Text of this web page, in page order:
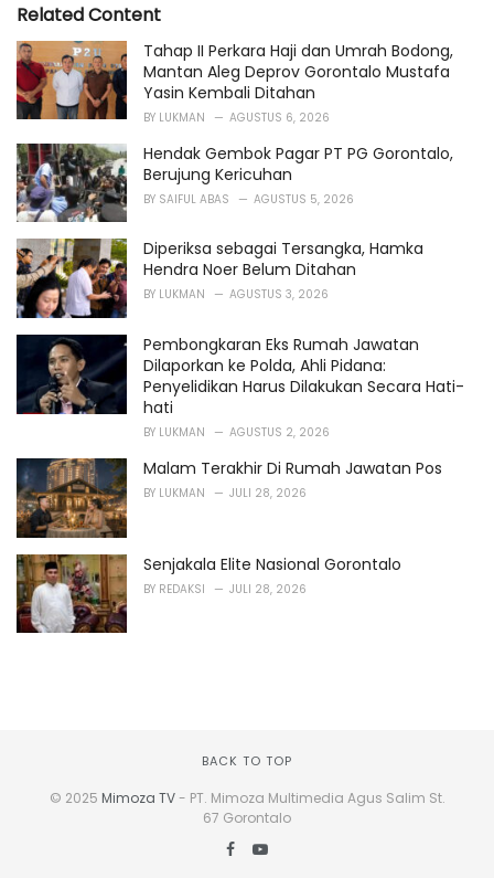
r
i
e
s
:
:Related Content
Tahap II Perkara Haji dan Umrah Bodong,
Mantan Aleg Deprov Gorontalo Mustafa
Yasin Kembali Ditahan
BY LUKMAN AGUSTUS 6, 2026
Hendak Gembok Pagar PT PG Gorontalo,
Berujung Kericuhan
BY SAIFUL ABAS AGUSTUS 5, 2026
Diperiksa sebagai Tersangka, Hamka
Hendra Noer Belum Ditahan
BY LUKMAN AGUSTUS 3, 2026
Pembongkaran Eks Rumah Jawatan
Dilaporkan ke Polda, Ahli Pidana:
Penyelidikan Harus Dilakukan Secara Hati-
hati
BY LUKMAN AGUSTUS 2, 2026
Malam Terakhir Di Rumah Jawatan Pos
BY LUKMAN JULI 28, 2026
Senjakala Elite Nasional Gorontalo
BY REDAKSI JULI 28, 2026
BACK TO TOP
© 2025 Mimoza TV- PT. Mimoza Multimedia Agus Salim St.
67 Gorontalo